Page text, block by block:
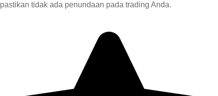
pastikan tidak ada penundaan pada trading Anda.